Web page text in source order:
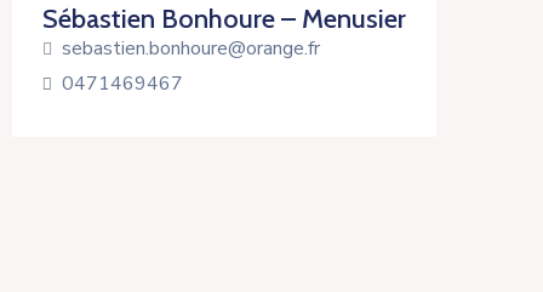
Sébastien Bonhoure – Menusier
sebastien.bonhoure@orange.fr
0471469467